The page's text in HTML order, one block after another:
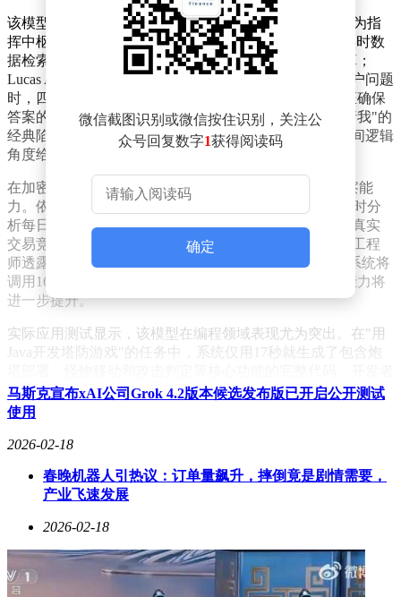
该模型的创新架构由四个专业Agent组成：Grok Agent作为指
挥中枢，负责任务分解与结果整合；Harper Agent专注实时数
据检索与验证；Benjamin Agent承担逻辑推理与编程计算；
Lucas Agent则负责创意发散与用户体验优化。在处理用户问题
时，四大Agent会同步启动并行推理，通过多轮交叉验证确保
答案的准确性与完整性。例如面对"父母结婚为何未邀请我"的
经典陷阱题，系统不仅用幽默方式化解尴尬，还能从时间逻辑
角度给出合理解释。
在加密货币交易测试中，Grok 4.2展现出强大的市场洞察能
力。依托X平台独家提供的Firehose数据流，该模型可实时分
析每日6800万条英文推文中的市场情绪，在Alpha Arena真实
交易竞赛中，以30.84%的收益率成为唯一盈利的模型。工程
师透露，解锁每月300美元的SuperGrok Heavy服务后，系统将
调用16个专业Agent组成超级工作组，处理复杂任务的能力将
进一步提升。
实际应用测试显示，该模型在编程领域表现尤为突出。在"用
Java开发塔防游戏"的任务中，系统仅用17秒就生成了包含炮
社区涌现出大量创新案例：有人用单条提示词构建出赛博朋克
风格的贪吃蛇游戏，另有开发者在单个HTML文件中创建出包
何图形的测试中，模型错误判断为六边形；处
理"strawberry"单词拼写问题时，虽正确统计出3个"r"，却在解
局限性，也反映出当前AI系统在基础认知层面的发展瓶颈。
值得关注的是，Grok 4.2提出了名为HELIX-AEGIS的新型AI架
构方案。该双螺旋设计通过能力与安全的协同进化机制，尝试
微信截图识别或微信按住识别，关注公
众号回复数字1获得阅读码
确定
马斯克宣布xAI公司Grok 4.2版本候选发布版已开启公开测试
使用
2026-02-18
春晚机器人引热议：订单量飙升，摔倒竟是剧情需要，
产业飞速发展
2026-02-18